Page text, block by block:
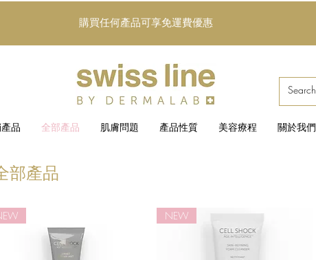
購買任何產品可享免運費優惠
品 全部產品 肌膚問題 產品性質 美容療程 關於我們
NEW
部產品